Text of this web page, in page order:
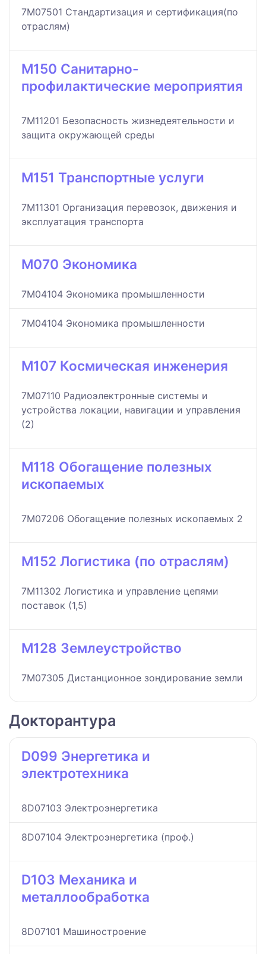
7M07501 Стандартизация и сертификация(по
отраслям)
M150 Санитарно-
профилактические мероприятия
7M11201 Безопасность жизнедеятельности и
защита окружающей среды
M151 Транспортные услуги
7M11301 Организация перевозок, движения и
эксплуатация транспорта
M070 Экономика
7M04104 Экономика промышленности
7M04104 Экономика промышленности
M107 Космическая инженерия
7M07110 Радиоэлектронные системы и
устройства локации, навигации и управления
(2)
M118 Обогащение полезных
ископаемых
7M07206 Обогащение полезных ископаемых 2
M152 Логистика (по отраслям)
7M11302 Логистика и управление цепями
поставок (1,5)
M128 Землеустройство
7M07305 Дистанционное зондирование земли
Докторантура
D099 Энергетика и
электротехника
8D07103 Электроэнергетика
8D07104 Электроэнергетика (проф.)
D103 Механика и
металлообработка
8D07101 Машиностроение